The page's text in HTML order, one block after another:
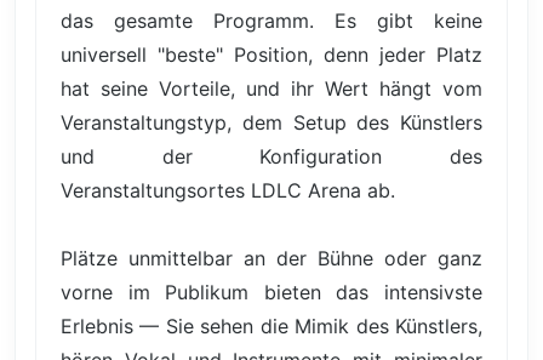
das gesamte Programm. Es gibt keine
universell "beste" Position, denn jeder Platz
hat seine Vorteile, und ihr Wert hängt vom
Veranstaltungstyp, dem Setup des Künstlers
und der Konfiguration des
Veranstaltungsortes LDLC Arena ab.
Plätze unmittelbar an der Bühne oder ganz
vorne im Publikum bieten das intensivste
Erlebnis — Sie sehen die Mimik des Künstlers,